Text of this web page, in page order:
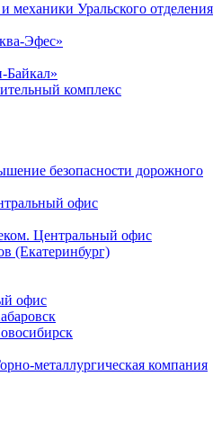
механики Уральского отделения
Эфес»
Байкал»
комплекс
безопасности дорожного
офис
Центральный офис
(Екатеринбург)
офис
металлургическая компания